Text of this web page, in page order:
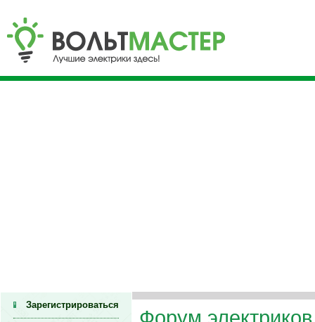
Зарегистрироваться